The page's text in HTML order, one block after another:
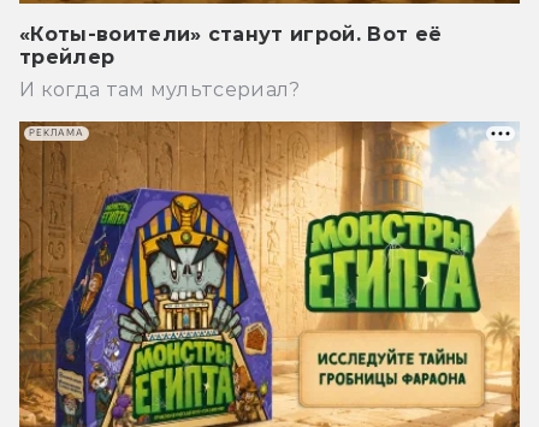
«Коты-воители» станут игрой. Вот её
трейлер
И когда там мультсериал?
РЕКЛАМА